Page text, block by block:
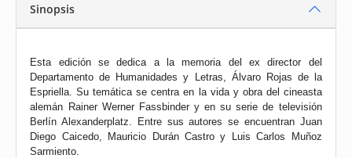
Sinopsis
Esta edición se dedica a la memoria del ex director del
Departamento de Humanidades y Letras, Álvaro Rojas de la
Espriella. Su temática se centra en la vida y obra del cineasta
alemán Rainer Werner Fassbinder y en su serie de televisión
Berlín Alexanderplatz. Entre sus autores se encuentran Juan
Diego Caicedo, Mauricio Durán Castro y Luis Carlos Muñoz
Sarmiento.